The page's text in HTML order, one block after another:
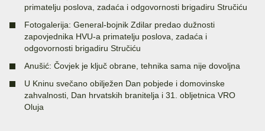
primatelju poslova, zadaća i odgovornosti brigadiru Stručiću
Fotogalerija: General-bojnik Zdilar predao dužnosti
zapovjednika HVU-a primatelju poslova, zadaća i
odgovornosti brigadiru Stručiću
Anušić: Čovjek je ključ obrane, tehnika sama nije dovoljna
U Kninu svečano obilježen Dan pobjede i domovinske
zahvalnosti, Dan hrvatskih branitelja i 31. obljetnica VRO
Oluja